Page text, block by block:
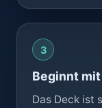
3
Beginnt
Das Deck ist